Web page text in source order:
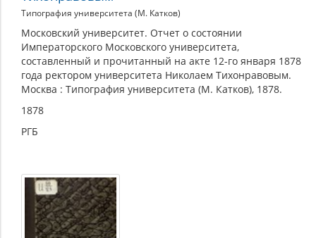
Типография университета (М. Катков)
Московский университет. Отчет о состоянии
Императорского Московского университета,
составленный и прочитанный на акте 12-го января 1878
года ректором университета Николаем Тихонравовым.
Москва : Типография университета (М. Катков), 1878.
1878
РГБ